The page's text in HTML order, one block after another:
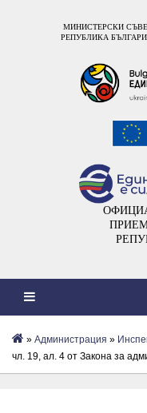
МИНИСТЕРСКИ
РЕПУБЛИКА
» Администрация »
чл. 19, ал. 4 от Закона за